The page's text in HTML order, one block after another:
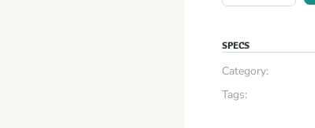
SPECS
Category:
Tags: